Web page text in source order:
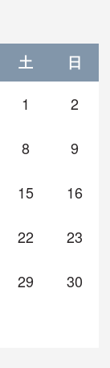
土 日
1 2
8 9
15 16
22 23
29 30